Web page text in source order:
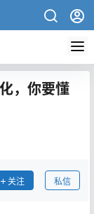
，你要懂
关注 私信